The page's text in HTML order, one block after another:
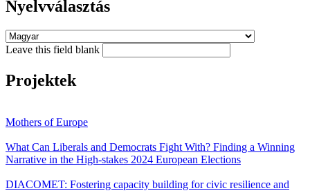
Nyelvválasztás
Leave this field blank
Projektek
Mothers of Europe
What Can Liberals and Democrats Fight With? Finding a Winning
Narrative in the High-stakes 2024 European Elections
DIACOMET: Fostering capacity building for civic resilience and